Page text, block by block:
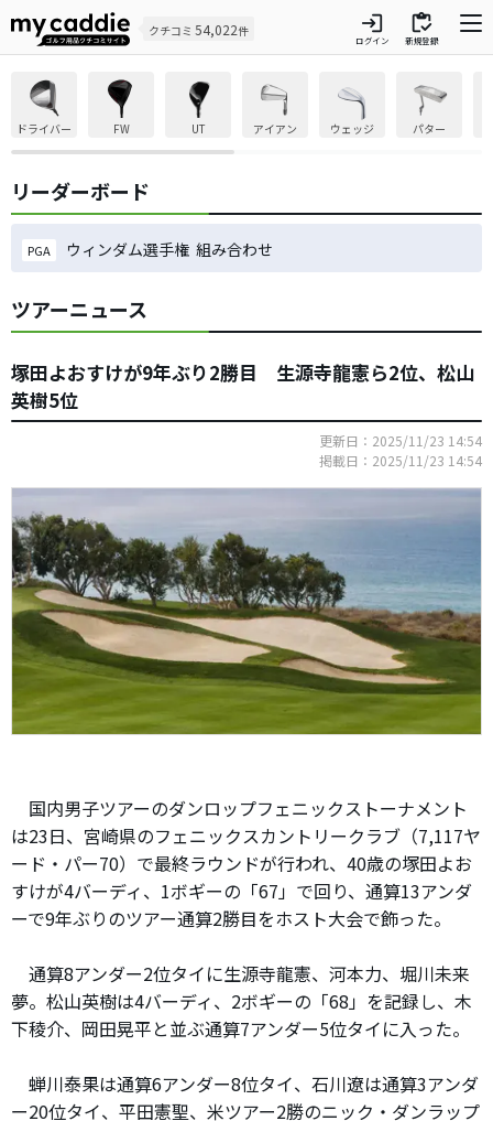
クチコミ 54,022件 login
ログイン
inventory
新規登録
ドライバー FW UT アイアン ウェッジ パター
リーダーボード
PGA ウィンダム選手権 組み合わせ
ツアーニュース
塚田よおすけが9年ぶり2勝目 生源寺龍憲ら2位、松山
英樹5位
更新日：2025/11/23 14:54
掲載日：2025/11/23 14:54
国内男子ツアーのダンロップフェニックストーナメント
は23日、宮崎県のフェニックスカントリークラブ（7,117ヤ
ード・パー70）で最終ラウンドが行われ、40歳の塚田よお
すけが4バーディ、1ボギーの「67」で回り、通算13アンダ
ーで9年ぶりのツアー通算2勝目をホスト大会で飾った。
通算8アンダー2位タイに生源寺龍憲、河本力、堀川未来
夢。松山英樹は4バーディ、2ボギーの「68」を記録し、木
下稜介、岡田晃平と並ぶ通算7アンダー5位タイに入った。
蝉川泰果は通算6アンダー8位タイ、石川遼は通算3アンダ
ー20位タイ、平田憲聖、米ツアー2勝のニック・ダンラップ